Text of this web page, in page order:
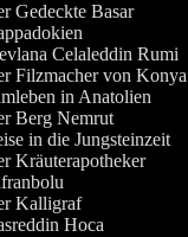
Gedeckte Basar
Celaleddin Rumi
Filzmacher von Konya
in Anatolien
Berg Nemrut
in die Jungsteinzeit
Kräuterapotheker
Kalligraf
Hoca